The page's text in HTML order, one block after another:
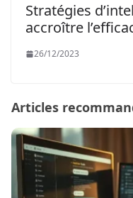
Stratégies
accroître
26/12/2023
Articles